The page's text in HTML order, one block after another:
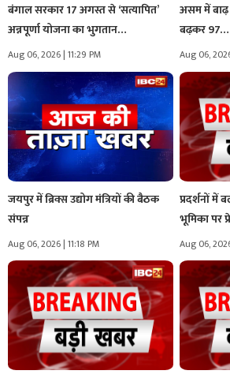
बंगाल सरकार 17 अगस्त से ‘सत्यापित’
अन्नपूर्णा योजना का भुगतान…
Aug 06, 2026 | 11:29 PM
असम में
बढ़कर 97…
Aug 06,
जयपुर में ब्रिक्स उद्योग मंत्रियों की बैठक
संपन्न
Aug 06, 2026 | 11:18 PM
प्रदर्शनों में
भूमिका पर
Aug 06,